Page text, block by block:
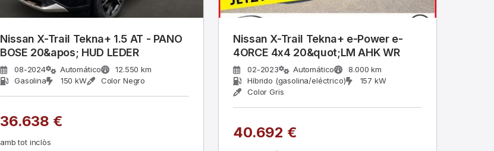
Nissan X-Trail Tekna+ 1.5 AT - PANO
BOSE 20&apos; HUD LEDER
08-2024 Automático
12.550 km
Gasolina
150 kW Color Negro
36.638 €
amb tot inclòs
Nissan X-Trail Tekna+ e-Power e-
4ORCE 4x4 20&quot;LM AHK WR
02-2023 Automático
8.000 km
Híbrido (gasolina/eléctrico)
157 kW
Color Gris
40.692 €